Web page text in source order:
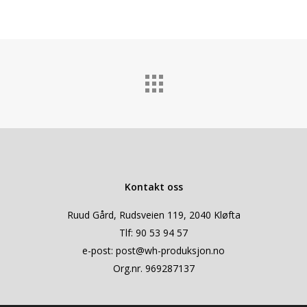
Kontakt oss
Ruud Gård, Rudsveien 119, 2040 Kløfta
Tlf: 90 53 94 57
e-post: post@wh-produksjon.no
Org.nr. 969287137